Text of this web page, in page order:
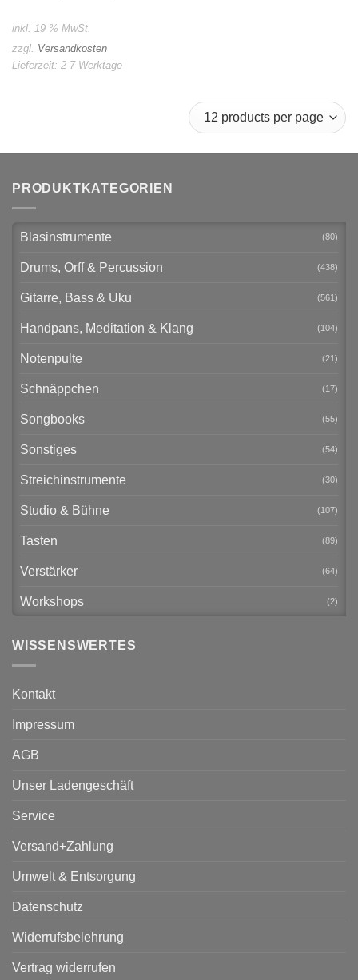
inkl. 19 % MwSt.
zzgl. Versandkosten
Lieferzeit: 2-7 Werktage
PRODUKTKATEGORIEN
Blasinstrumente (80)
Drums, Orff & Percussion (438)
Gitarre, Bass & Uku (561)
Handpans, Meditation & Klang (104)
Notenpulte (21)
Schnäppchen (17)
Songbooks (55)
Sonstiges (54)
Streichinstrumente (30)
Studio & Bühne (107)
Tasten (89)
Verstärker (64)
Workshops (2)
WISSENSWERTES
Kontakt
Impressum
AGB
Unser Ladengeschäft
Service
Versand+Zahlung
Umwelt & Entsorgung
Datenschutz
Widerrufsbelehrung
Vertrag widerrufen